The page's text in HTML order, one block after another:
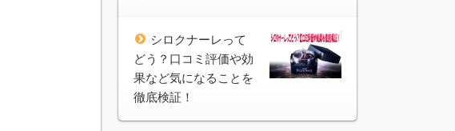
シロクナーレって
どう？口コミ評価や効
果など気になることを
徹底検証！